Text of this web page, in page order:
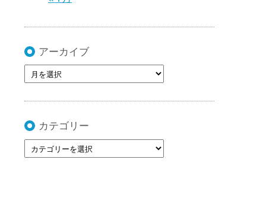
アーカイブ
カテゴリー